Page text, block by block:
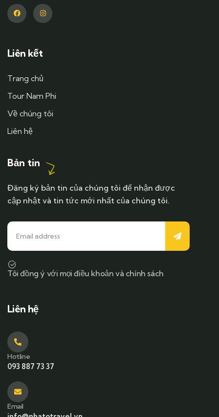
Liên kết
Trang chủ
Tour Nam Phi
Về chúng tôi
Liên hệ
Bản tin
Đăng ký bản tin của chúng tôi để nhận được
cập nhật và tin tức mới nhất của chúng tôi.
Tôi đồng ý với mọi điều khoản và chính sách
Liên hệ
Hotline
093 887 73 37
Email